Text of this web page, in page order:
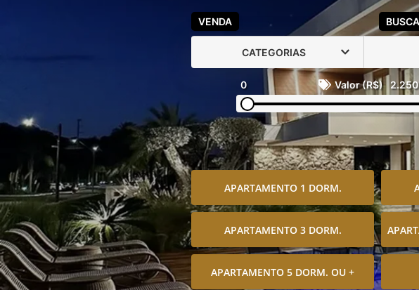
VENDA
CATEGORIAS
0 Valor (R$)
APARTAMENTO 1 DORM.
APARTAMENTO 3 DORM.
APARTAMENTO 5 DORM. OU +